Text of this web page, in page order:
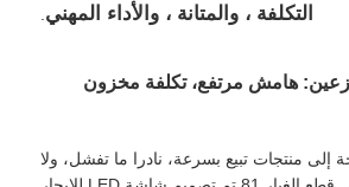
التكلفة ، والمتانة ، والأداء المهني
هامش مرتفع، تكلفة مخزون
إلى منتجات تبيع بسرعة، نادرا ما تفشل، ولا